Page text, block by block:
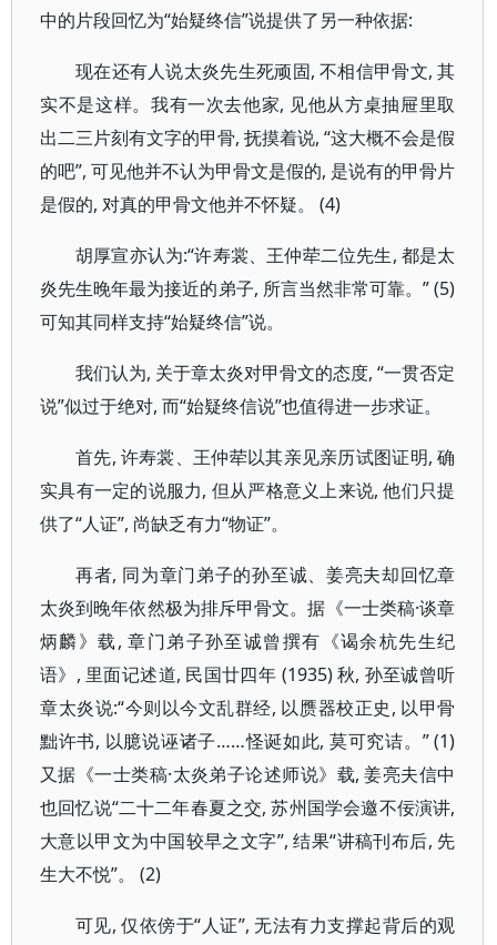
中的片段回忆为“始疑终信”说提供了另一种依据:
现在还有人说太炎先生死顽固, 不相信甲骨文, 其
实不是这样。我有一次去他家, 见他从方桌抽屉里取
出二三片刻有文字的甲骨, 抚摸着说, “这大概不会是假
的吧”, 可见他并不认为甲骨文是假的, 是说有的甲骨片
是假的, 对真的甲骨文他并不怀疑。 (4)
胡厚宣亦认为:“许寿裳、王仲荦二位先生, 都是太
炎先生晚年最为接近的弟子, 所言当然非常可靠。” (5)
可知其同样支持“始疑终信”说。
我们认为, 关于章太炎对甲骨文的态度, “一贯否定
说”似过于绝对, 而“始疑终信说”也值得进一步求证。
首先, 许寿裳、王仲荦以其亲见亲历试图证明, 确
实具有一定的说服力, 但从严格意义上来说, 他们只提
供了“人证”, 尚缺乏有力“物证”。
再者, 同为章门弟子的孙至诚、姜亮夫却回忆章
太炎到晚年依然极为排斥甲骨文。据《一士类稿·谈章
炳麟》载, 章门弟子孙至诚曾撰有《谒余杭先生纪
语》, 里面记述道, 民国廿四年 (1935) 秋, 孙至诚曾听
章太炎说:“今则以今文乱群经, 以赝器校正史, 以甲骨
黜许书, 以臆说诬诸子……怪诞如此, 莫可究诘。” (1)
又据《一士类稿·太炎弟子论述师说》载, 姜亮夫信中
也回忆说“二十二年春夏之交, 苏州国学会邀不佞演讲,
大意以甲文为中国较早之文字”, 结果“讲稿刊布后, 先
生大不悦”。 (2)
可见, 仅依傍于“人证”, 无法有力支撑起背后的观